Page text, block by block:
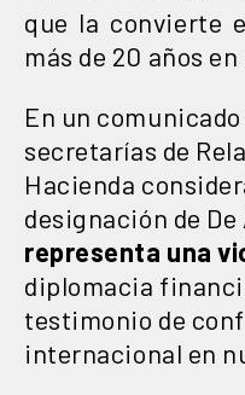
que la convierte
más de 20 años
En un
secretarías de
Hacienda
designación de De
representa una
diplomacia
testimonio de
internacional en